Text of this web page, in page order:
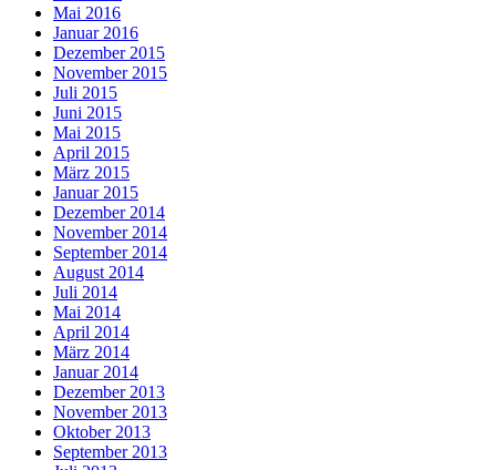
Mai 2016
Januar 2016
Dezember 2015
November 2015
Juli 2015
Juni 2015
Mai 2015
April 2015
März 2015
Januar 2015
Dezember 2014
November 2014
September 2014
August 2014
Juli 2014
Mai 2014
April 2014
März 2014
Januar 2014
Dezember 2013
November 2013
Oktober 2013
September 2013